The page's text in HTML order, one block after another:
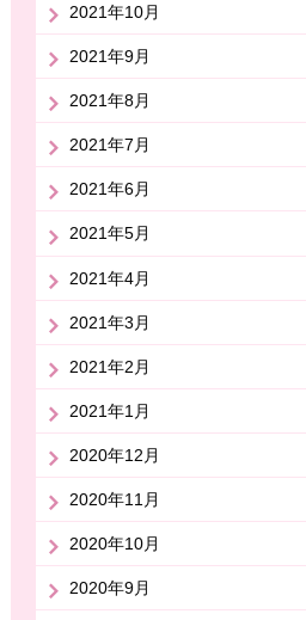
2021年10月
2021年9月
2021年8月
2021年7月
2021年6月
2021年5月
2021年4月
2021年3月
2021年2月
2021年1月
2020年12月
2020年11月
2020年10月
2020年9月